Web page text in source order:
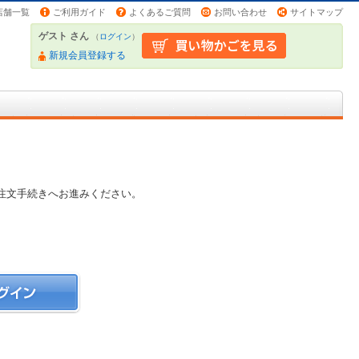
舗一覧 ご利用ガイド よくあるご質問 お問い合わせ サイトマップ
ゲスト さん （ログイン）
新規会員登録する
手続きへお進みください。